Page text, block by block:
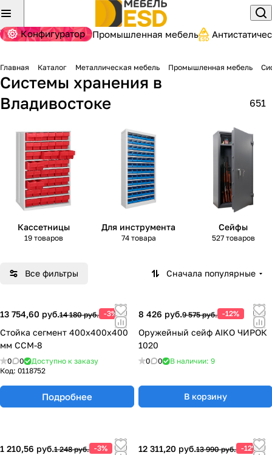
Конфигуратор Промышленная мебель
Главная Каталог Металлическая мебель Промышленная мебель
Системы хранения в
Владивостоке
651
Кассетницы
19 товаров
Для инструмента
74 товара
Сейфы
527 товаров
Все фильтры Сначала популярные
13 754,60 руб.14 180 руб. -3%
Стойка сегмент 400х400х400
мм ССМ-8
0 0
Доступно к заказу
Код: 0118752
Подробнее
8 426 руб.9 575 руб. -12%
Оружейный сейф AIKO ЧИРОК
1020
0 0 В наличии: 9
В корзину
1 210,56 руб.1 248 руб. -3% 12 311,20 руб.13 990 руб. -12%